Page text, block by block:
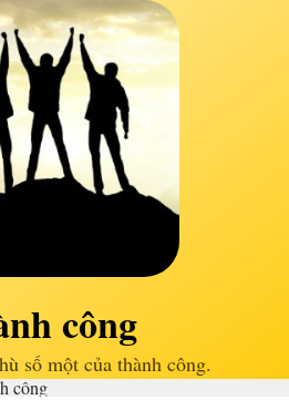
công
số một của thành công.
công